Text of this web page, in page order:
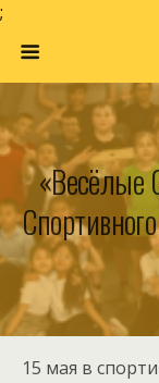
;
«Весёлые
15 мая в